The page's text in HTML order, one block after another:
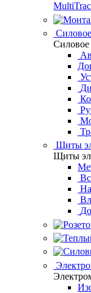
Силовое
Щиты
Щиты